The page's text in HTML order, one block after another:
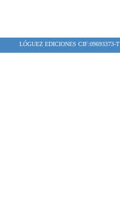
LÓGUEZ EDICIONES CIF:09693373-T